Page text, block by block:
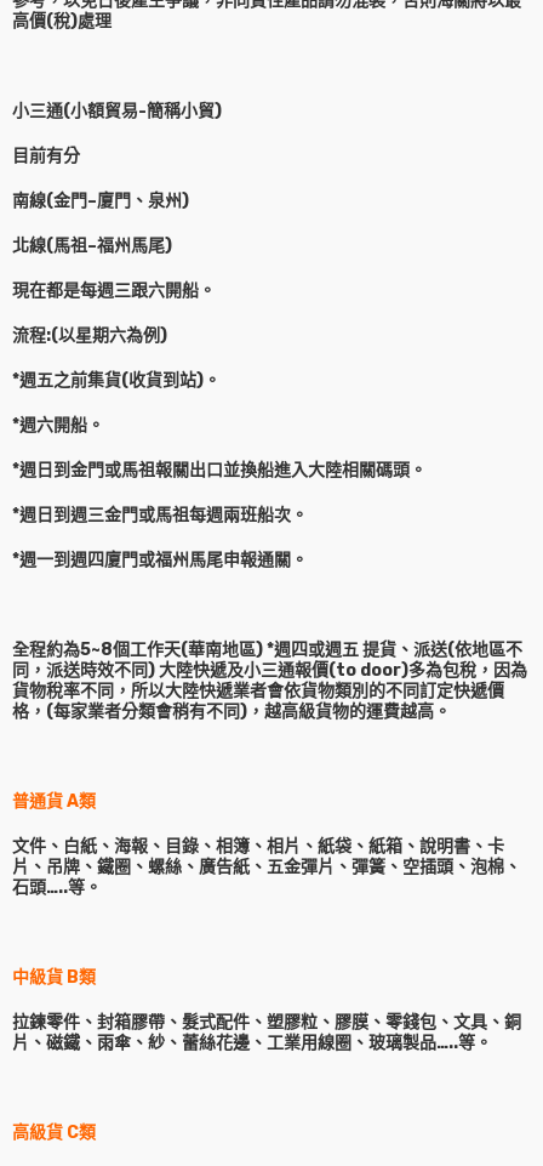
高價(稅)處理
小三通(小額貿易-簡稱小貿)
目前有分
南線(金門–廈門、泉州)
北線(馬祖–福州馬尾)
現在都是每週三跟六開船。
流程:(以星期六為例)
*週五之前集貨(收貨到站)。
*週六開船。
*週日到金門或馬祖報關出口並換船進入大陸相關碼頭。
*週日到週三金門或馬祖每週兩班船次。
*週一到週四廈門或福州馬尾申報通關。
全程約為5~8個工作天(華南地區) *週四或週五 提貨、派送(依地區不
同，派送時效不同) 大陸快遞及小三通報價(to door)多為包稅，因為
貨物稅率不同，所以大陸快遞業者會依貨物類別的不同訂定快遞價
格，(每家業者分類會稍有不同)，越高級貨物的運費越高。
普通貨 A類
文件、白紙、海報、目錄、相簿、相片、紙袋、紙箱、說明書、卡
片、吊牌、鐵圈、螺絲、廣告紙、五金彈片、彈簧、空插頭、泡棉、
石頭…..等。
中級貨 B類
拉鍊零件、封箱膠帶、髮式配件、塑膠粒、膠膜、零錢包、文具、銅
片、磁鐵、雨傘、紗、蕾絲花邊、工業用線圈、玻璃製品…..等。
高級貨 C類